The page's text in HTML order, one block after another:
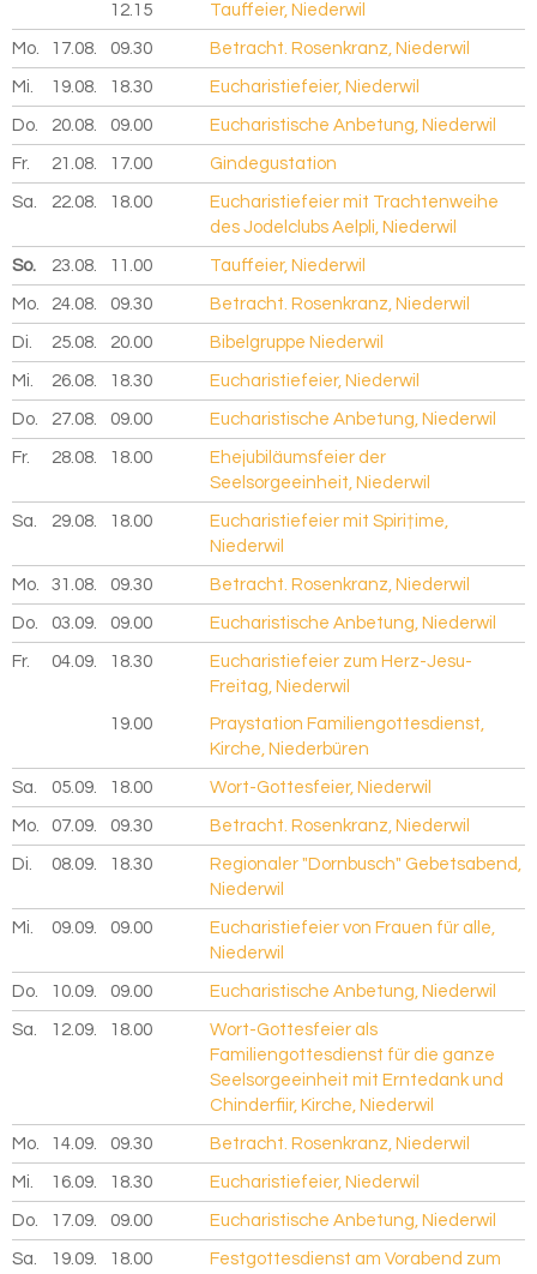
12.15 Tauffeier, Niederwil
Mo. 17.08. 2026
09.30 Betracht. Rosenkranz, Niederwil
Mi. 19.08. 2026
18.30 Eucharistiefeier, Niederwil
Do. 20.08. 2026
09.00 Eucharistische Anbetung, Niederwil
Fr. 21.08. 2026
17.00 Gindegustation
Sa. 22.08. 2026
18.00
Eucharistiefeier mit Trachtenweihe
des Jodelclubs Aelpli, Niederwil
So. 23.08. 2026
11.00 Tauffeier, Niederwil
Mo. 24.08. 2026
09.30 Betracht. Rosenkranz, Niederwil
Di. 25.08. 2026
20.00 Bibelgruppe Niederwil
Mi. 26.08. 2026
18.30 Eucharistiefeier, Niederwil
Do. 27.08. 2026
09.00 Eucharistische Anbetung, Niederwil
Fr. 28.08. 2026
18.00
Ehejubiläumsfeier der
Seelsorgeeinheit, Niederwil
Sa. 29.08. 2026
18.00
Eucharistiefeier mit Spiri†ime,
Niederwil
Mo. 31.08. 2026
09.30 Betracht. Rosenkranz, Niederwil
Do. 03.09. 2026
09.00 Eucharistische Anbetung, Niederwil
Fr. 04.09. 2026
18.30
Eucharistiefeier zum Herz-Jesu-
Freitag, Niederwil
19.00
Praystation Familiengottesdienst,
Kirche, Niederbüren
Sa. 05.09. 2026
18.00 Wort-Gottesfeier, Niederwil
Mo. 07.09. 2026
09.30 Betracht. Rosenkranz, Niederwil
Di. 08.09. 2026
18.30
Regionaler "Dornbusch" Gebetsabend,
Niederwil
Mi. 09.09. 2026
09.00
Eucharistiefeier von Frauen für alle,
Niederwil
Do. 10.09. 2026
09.00 Eucharistische Anbetung, Niederwil
Sa. 12.09. 2026
18.00
Wort-Gottesfeier als
Familiengottesdienst für die ganze
Seelsorgeeinheit mit Erntedank und
Chinderfiir, Kirche, Niederwil
Mo. 14.09. 2026
09.30 Betracht. Rosenkranz, Niederwil
Mi. 16.09. 2026
18.30 Eucharistiefeier, Niederwil
Do. 17.09. 2026
09.00 Eucharistische Anbetung, Niederwil
Sa. 19.09. 2026
18.00
Festgottesdienst am Vorabend zum